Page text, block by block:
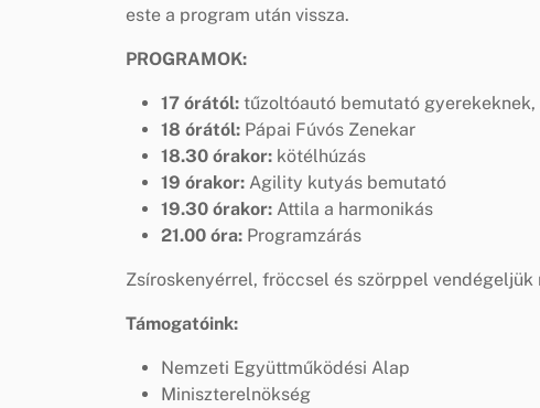
este a program után vissza.
PROGRAMOK:
17 órától: tűzoltóautó bemutató
18 órától: Pápai Fúvós Zenekar
18.30 órakor: kötélhúzás
19 órakor: Agility kutyás bemutató
19.30 órakor: Attila a harmonikás
21.00 óra: Programzárás
Zsíroskenyérrel, fröccsel és szörppel
Támogatóink:
Nemzeti Együttműködési Alap
Miniszterelnökség